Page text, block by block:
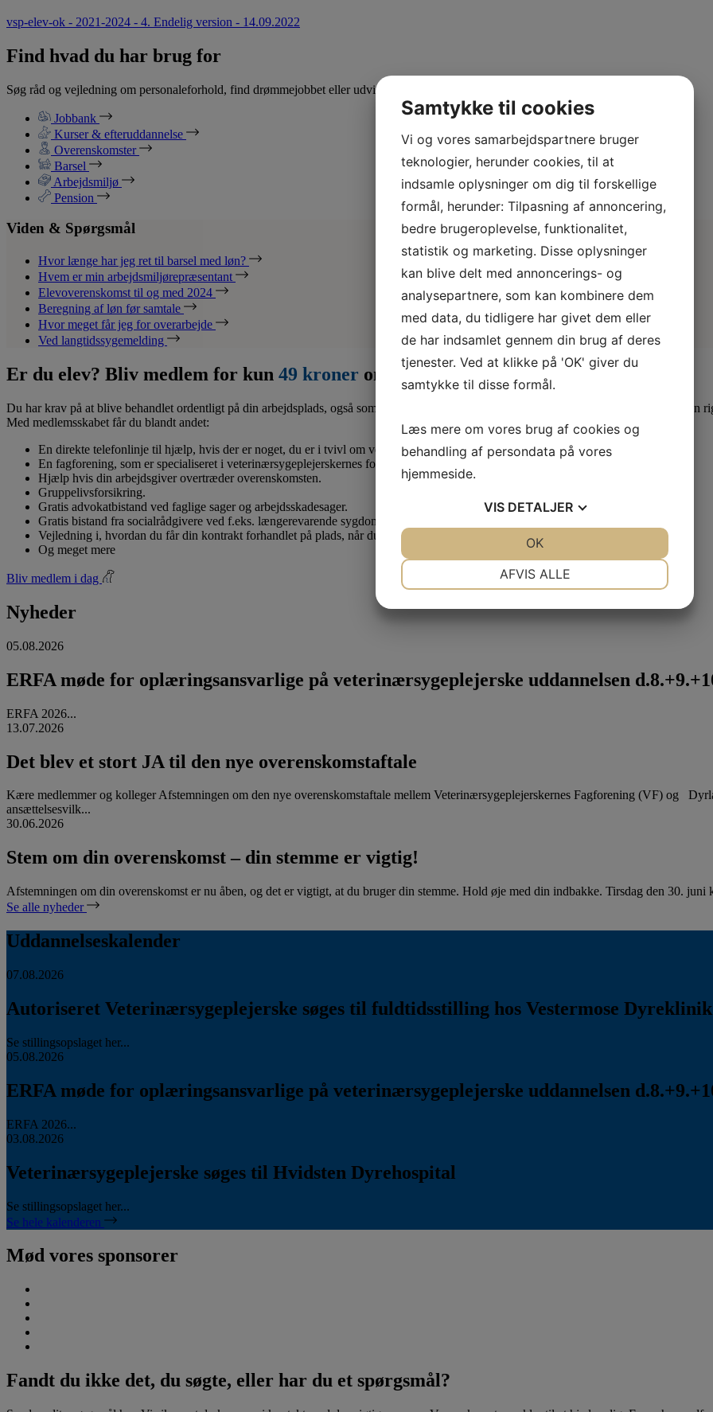
vsp-elev-ok - 2021-2024 - 4. Endelig version - 14.09.2022
Find hvad du har brug for
Søg råd og vejledning om personaleforhold, find drømmejobbet eller udvid din viden med specialiserede kurser.
Jobbank
Kurser & efteruddannelse
Overenskomster
Barsel
Arbejdsmiljø
Pension
Viden & Spørgsmål
Hvor længe har jeg ret til barsel med løn?
Hvem er min arbejdsmiljørepræsentant
Elevoverenskomst til og med 2024
Beregning af løn før samtale
Hvor meget får jeg for overarbejde
Ved langtidssygemelding
Er du elev? Bliv medlem for kun 49 kroner om måneden
Du har krav på at blive behandlet ordentligt på din arbejdsplads, også som lærling eller elev. Derfor er det en god idé at være medlem af en
Med medlemsskabet får du blandt andet:
En direkte telefonlinje til hjælp, hvis der er noget, du er i tvivl om vedr. dine løn- og arbejdsforhold.
En fagforening, som er specialiseret i veterinærsygeplejerskernes forhold.
Hjælp hvis din arbejdsgiver overtræder overenskomsten.
Gruppelivsforsikring.
Gratis advokatbistand ved faglige sager og arbejdsskadesager.
Gratis bistand fra socialrådgivere ved f.eks. længerevarende sygdom.
Vejledning i, hvordan du får din kontrakt forhandlet på plads, når du skal have dit første job som uddannet veterinærsygeplejerske.
Og meget mere
Bliv medlem i dag
Nyheder
05.08.2026
ERFA møde for oplæringsansvarlige på veterinærsygeplejerske uddannelsen
ERFA 2026...
13.07.2026
Det blev et stort JA til den nye overenskomstaftale
Kære medlemmer og kolleger Afstemningen om den nye overenskomstaftale mellem Veterinærsygeplejerskernes Fagforening (VF) og
ansættelsesvilk...
30.06.2026
Stem om din overenskomst – din stemme er vigtig!
Afstemningen om din overenskomst er nu åben, og det er vigtigt, at du bruger din stemme. Hold øje med din indbakke. Tirsdag den 30.
Se alle nyheder
Uddannelseskalender
07.08.2026
Autoriseret Veterinærsygeplejerske søges til fuldtidsstilling hos Vestermose
Se stillingsopslaget her...
05.08.2026
ERFA møde for oplæringsansvarlige på veterinærsygeplejerske uddannelsen
ERFA 2026...
03.08.2026
Veterinærsygeplejerske søges til Hvidsten Dyrehospital
Se stillingsopslaget her...
Se hele kalenderen
Mød vores sponsorer
Fandt du ikke det, du søgte, eller har du et spørgsmål?
Samtykke til cookies
Vi og vores samarbejdspartnere bruger
teknologier, herunder cookies, til at
indsamle oplysninger om dig til forskellige
formål, herunder: Tilpasning af annoncering,
bedre brugeroplevelse, funktionalitet,
statistik og marketing. Disse oplysninger
kan blive delt med annoncerings- og
analysepartnere, som kan kombinere dem
med data, du tidligere har givet dem eller
de har indsamlet gennem din brug af deres
tjenester. Ved at klikke på 'OK' giver du
samtykke til disse formål.
Læs mere om vores brug af cookies og
behandling af persondata på vores
hjemmeside.
VIS DETALJER
AFVIS ALLE
OK